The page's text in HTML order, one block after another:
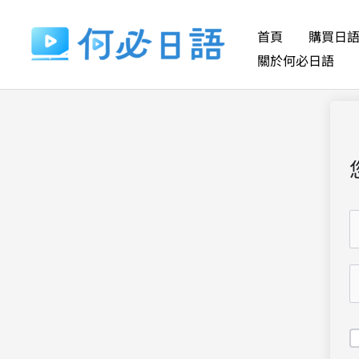
要
首頁 購買日
關於何必日語